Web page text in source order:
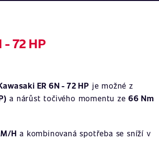
72 HP
ER 6N - 72 HP je možné z
a nárůst točivého momentu ze66 Nm
H a kombinovaná spotřeba se sníží v